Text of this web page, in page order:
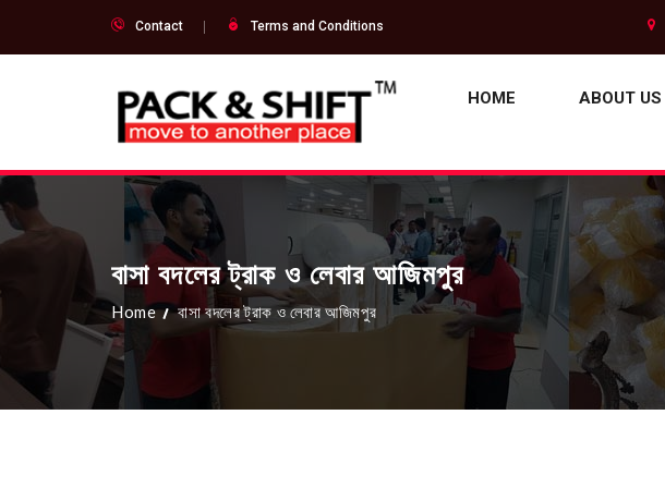
Contact Terms and Conditions
HOME ABOUT US
বাসা বদলের ট্রাক ও লেবার আজিমপুর
Home বাসা বদলের ট্রাক ও লেবার আজিমপুর